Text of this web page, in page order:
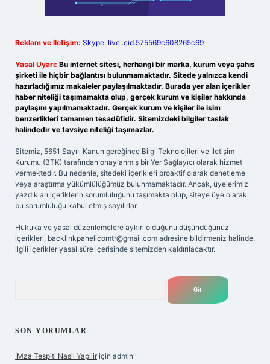
Reklam ve İletişim: Skype: live:.cid.575569c608265c69
Yasal Uyarı: Bu internet sitesi, herhangi bir marka, kurum veya şahıs
şirketi ile hiçbir bağlantısı bulunmamaktadır. Sitede yalnızca kendi
hazırladığımız makaleler paylaşılmaktadır. Burada yer alan içerikler
haber niteliği taşımamakta olup, gerçek kurum ve kişiler hakkında
paylaşım yapılmamaktadır. Gerçek kurum ve kişiler ile isim
benzerlikleri tamamen tesadüfidir. Sitemizdeki bilgiler taslak
halindedir ve tavsiye niteliği taşımazlar.
Sitemiz, 5651 Sayılı Kanun gereğince Bilgi Teknolojileri ve İletişim
Kurumu (BTK) tarafından onaylanmış bir Yer Sağlayıcı olarak hizmet
vermektedir. Bu nedenle, sitedeki içerikleri proaktif olarak denetleme
veya araştırma yükümlülüğümüz bulunmamaktadır. Ancak, üyelerimiz
yazdıkları içeriklerin sorumluluğunu taşımakta olup, siteye üye olarak
bu sorumluluğu kabul etmiş sayılırlar.
Hukuka ve yasal düzenlemelere aykırı olduğunu düşündüğünüz
içerikleri, backlinkpanelicomtr@gmail.com adresine bildirmeniz halinde,
ilgili içerikler yasal süre içerisinde sitemizden kaldırılacaktır.
SON YORUMLAR
İMza Tespiti Nasil Yapilir için admin